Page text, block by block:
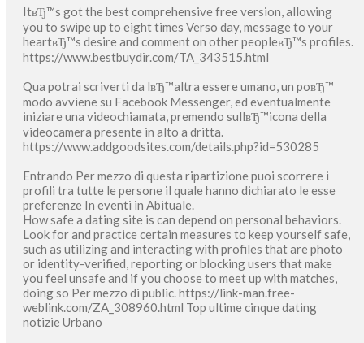
ItвЂ™s got the best comprehensive free version, allowing
you to swipe up to eight times Verso day, message to your
heartвЂ™s desire and comment on other peopleвЂ™s profiles.
https://www.bestbuydir.com/TA_343515.html
Qua potrai scriverti da lвЂ™altra essere umano, un poвЂ™
modo avviene su Facebook Messenger, ed eventualmente
iniziare una videochiamata, premendo sullвЂ™icona della
videocamera presente in alto a dritta.
https://www.addgoodsites.com/details.php?id=530285
Entrando Per mezzo di questa ripartizione puoi scorrere i
profili tra tutte le persone il quale hanno dichiarato le esse
preferenze In eventi in Abituale.
How safe a dating site is can depend on personal behaviors.
Look for and practice certain measures to keep yourself safe,
such as utilizing and interacting with profiles that are photo
or identity-verified, reporting or blocking users that make
you feel unsafe and if you choose to meet up with matches,
doing so Per mezzo di public. https://link-man.free-
weblink.com/ZA_308960.html Top ultime cinque dating
notizie Urbano